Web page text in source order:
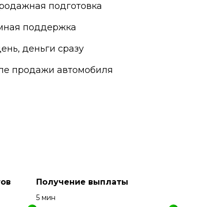
подготовка
поддержка
деньги сразу
продажи автомобиля
Получение выплаты
5 мин